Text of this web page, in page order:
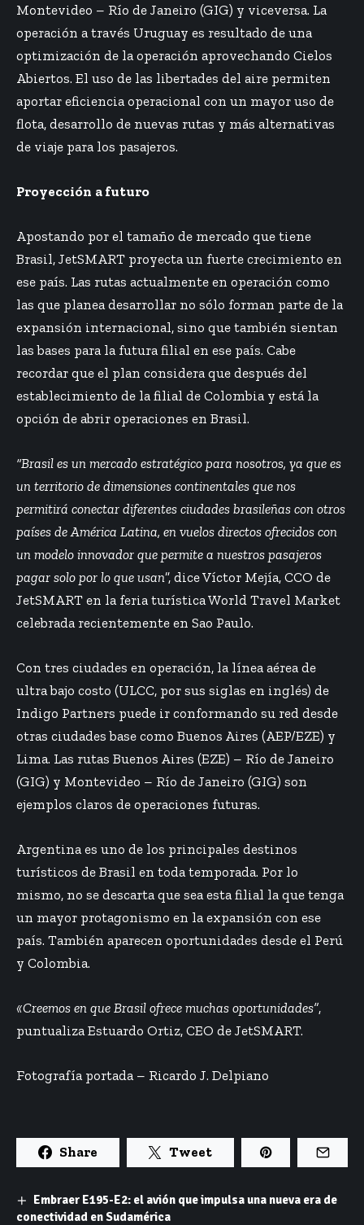
Montevideo – Río de Janeiro (GIG) y viceversa. La
operación a través Uruguay es resultado de una
optimización de la operación aprovechando Cielos
Abiertos. El uso de las libertades del aire permiten
aportar eficiencia operacional con un mayor uso de
flota, desarrollo de nuevas rutas y más alternativas
de viaje para los pasajeros.
Proyección a futuro
Apostando por el tamaño de mercado que tiene
Brasil, JetSMART proyecta un fuerte crecimiento en
ese país. Las rutas actualmente en operación como
las que planea desarrollar no sólo forman parte de la
expansión internacional, sino que también sientan
las bases para la futura filial en ese país. Cabe
recordar que el plan considera que después del
establecimiento de la filial de Colombia y está la
opción de abrir operaciones en Brasil.
“Brasil es un mercado estratégico para nosotros, ya que es
un territorio de dimensiones continentales que nos
permitirá conectar diferentes ciudades brasileñas con otros
países de América Latina, en vuelos directos ofrecidos con
un modelo innovador que permite a nuestros pasajeros
pagar solo por lo que usan”, dice Víctor Mejía, CCO de
JetSMART en la feria turística World Travel Market
celebrada recientemente en Sao Paulo.
Con tres ciudades en operación, la línea aérea de
ultra bajo costo (ULCC, por sus siglas en inglés) de
Indigo Partners puede ir conformando su red desde
otras ciudades base como Buenos Aires (AEP/EZE) y
Lima. Las rutas Buenos Aires (EZE) – Río de Janeiro
(GIG) y Montevideo – Río de Janeiro (GIG) son
ejemplos claros de operaciones futuras.
Argentina es uno de los principales destinos
turísticos de Brasil en toda temporada. Por lo
mismo, no se descarta que sea esta filial la que tenga
un mayor protagonismo en la expansión con ese
país. También aparecen oportunidades desde el Perú
y Colombia.
«Creemos en que Brasil ofrece muchas oportunidades”,
puntualiza Estuardo Ortiz, CEO de JetSMART.
Fotografía portada – Ricardo J. Delpiano
Share Tweet
Embraer E195-E2: el avión que impulsa una nueva era de
conectividad en Sudamérica